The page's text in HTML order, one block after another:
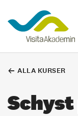
ALLA KURSER